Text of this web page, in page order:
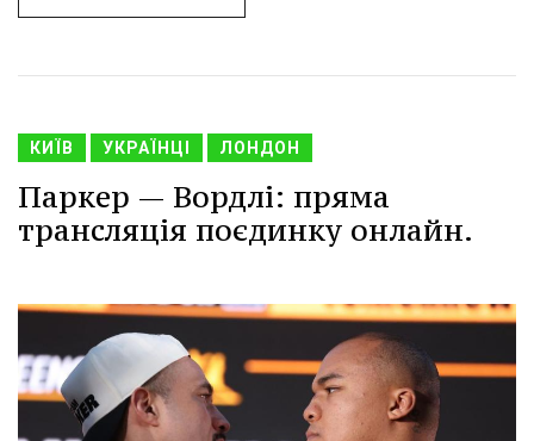
КИЇВ УКРАЇНЦІ ЛОНДОН
Паркер — Вордлі: пряма
трансляція поєдинку онлайн.